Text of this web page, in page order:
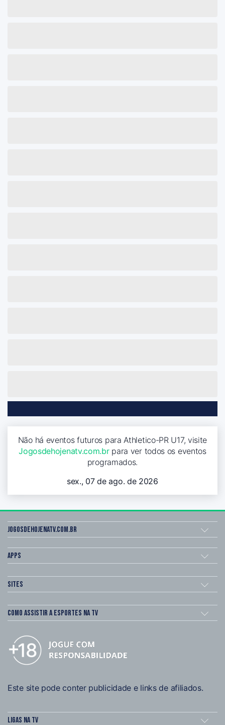
Não há eventos futuros para Athletico-PR U17, visite
Jogosdehojenatv.com.brpara ver todos os eventos
programados.
sex., 07 de ago. de 2026
Jogosdehojenatv.com.br
Apps
Sites
Como assistir a esportes na TV
Este site pode conter publicidade e links de afiliados.
Ligas na TV